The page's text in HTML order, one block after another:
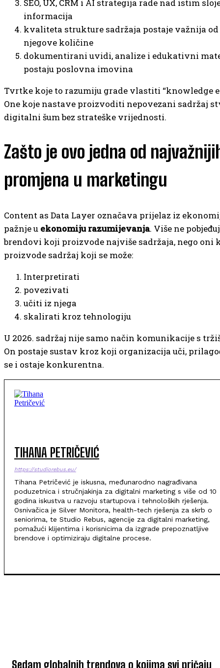
SEO, UX, CRM i AI strategija rade nad istim
informacija
kvaliteta strukture sadržaja postaje važnija od
njegove količine
dokumentirani uvidi, analize i edukativni
postaju poslovna imovina
Tvrtke koje to razumiju grade vlastiti “knowledge
One koje nastave proizvoditi nepovezani sadržaj
digitalni šum bez strateške vrijednosti.
Zašto je ovo jedna od
promjena u marketingu
Content as Data Layer označava prijelaz iz
pažnje u ekonomiju razumijevanja. Više ne
brendovi koji proizvode najviše sadržaja, nego oni
proizvode sadržaj koji se može:
Interpretirati
povezivati
učiti iz njega
skalirati kroz tehnologiju
U 2026. sadržaj nije samo način komunikacije s
On postaje sustav kroz koji organizacija uči,
se i ostaje konkurentna.
TIHANA PETRIČEVIĆ
https://studiorebus.eu/
Tihana Petričević je iskusna, međunarodno nagrađivana
poduzetnica i stručnjakinja za digitalni marketing s više od 10
godina iskustva u razvoju startupova i tehnoloških rješenja.
Osnivačica je Silver Monitora, health-tech rješenja za skrb o
seniorima, te Studio Rebus, agencije za digitalni marketing,
pomažući klijentima i korisnicima da izgrade prepoznatljive
brendove i optimiziraju digitalne procese.
Sedam globalnih trendova o kojima svi pričaju